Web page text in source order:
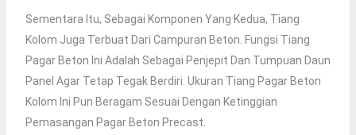
Sementara Itu, Sebagai Komponen Yang Kedua, Tiang
Kolom Juga Terbuat Dari Campuran Beton. Fungsi Tiang
Pagar Beton Ini Adalah Sebagai Penjepit Dan Tumpuan Daun
Panel Agar Tetap Tegak Berdiri. Ukuran Tiang Pagar Beton
Kolom Ini Pun Beragam Sesuai Dengan Ketinggian
Pemasangan Pagar Beton Precast.